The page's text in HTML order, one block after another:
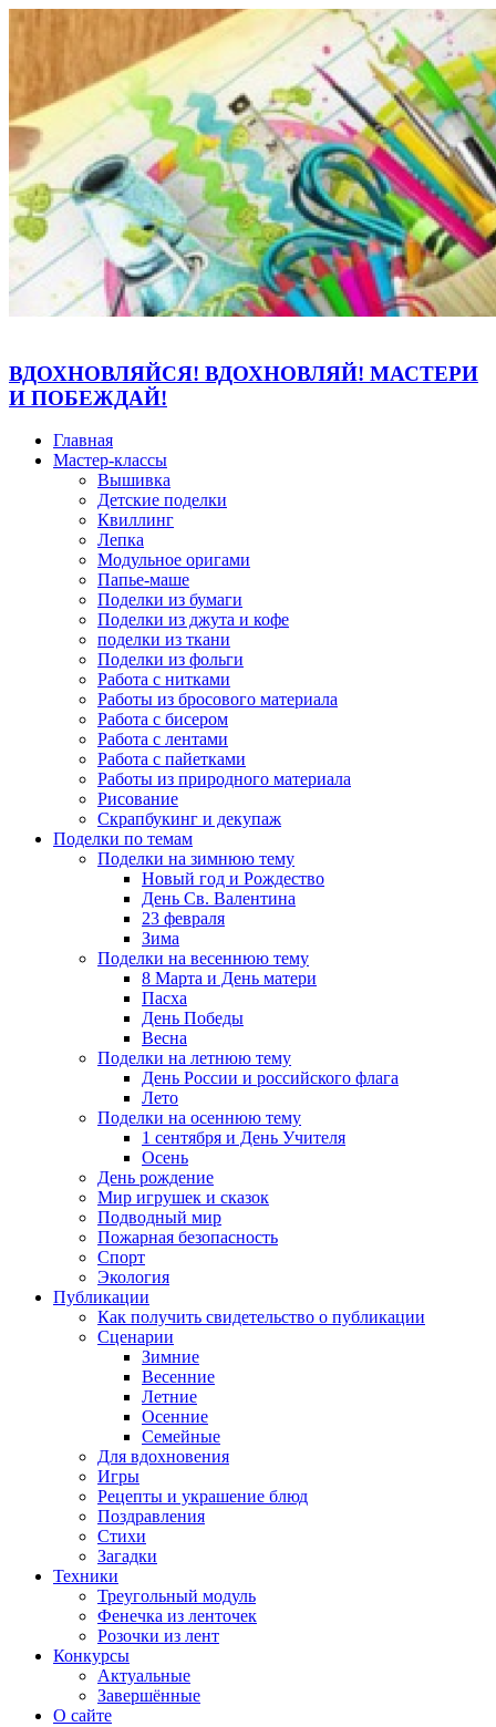
ВДОХНОВЛЯЙСЯ! ВДОХНОВЛЯЙ! МАСТЕРИ
И ПОБЕЖДАЙ!
Главная
Мастер-классы
Вышивка
Детские поделки
Квиллинг
Лепка
Модульное оригами
Папье-маше
Поделки из бумаги
Поделки из джута и кофе
поделки из ткани
Поделки из фольги
Работа с нитками
Работы из бросового материала
Работа с бисером
Работа с лентами
Работа с пайетками
Работы из природного материала
Рисование
Скрапбукинг и декупаж
Поделки по темам
Поделки на зимнюю тему
Новый год и Рождество
День Св. Валентина
23 февраля
Зима
Поделки на весеннюю тему
8 Марта и День матери
Пасха
День Победы
Весна
Поделки на летнюю тему
День России и российского флага
Лето
Поделки на осеннюю тему
1 сентября и День Учителя
Осень
День рождение
Мир игрушек и сказок
Подводный мир
Пожарная безопасность
Спорт
Экология
Публикации
Как получить свидетельство о публикации
Сценарии
Зимние
Весенние
Летние
Осенние
Семейные
Для вдохновения
Игры
Рецепты и украшение блюд
Поздравления
Стихи
Загадки
Техники
Треугольный модуль
Фенечка из ленточек
Розочки из лент
Конкурсы
Актуальные
Завершённые
О сайте